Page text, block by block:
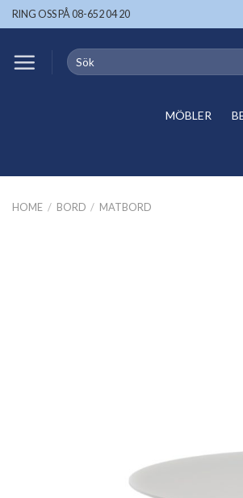
Skip
to
RING OSS PÅ 08-652 04 20
Search
for:
MÖBLER
HOME / BORD / MATBORD